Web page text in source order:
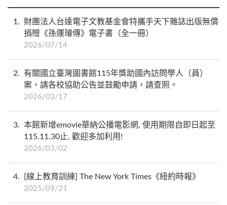
1
財團法人台達電子文教基金會特攜手天下雜誌出版無償
捐贈《孫運璿傳》電子書（全一冊）
2026/07/14
2
有關國立臺灣圖書館115年獎助國內訪問學人（員）
案，請各校協助公告並鼓勵申請，請查照。
2026/03/17
3
本館新增emovie華納公播電影網, 使用期限自即日起至
115.11.30止, 歡迎多加利用!
2026/03/02
4 [線上教育訓練] The New York Times《紐約時報》
2025/09/21